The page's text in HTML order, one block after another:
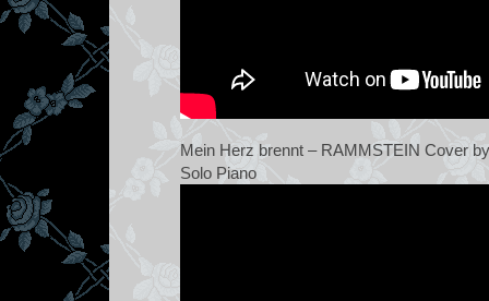
Mein Herz brennt – RAMMSTEIN Cover
Solo Piano